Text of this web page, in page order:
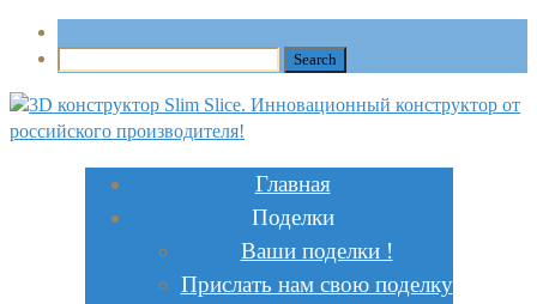
Главная
Поделки
Ваши поделки !
Прислать нам свою поделку